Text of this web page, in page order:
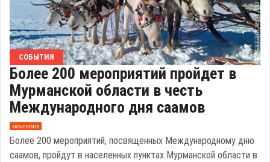
СОБЫТИЯ
Более 200 мероприятий пройдет в
Мурманской области в честь
Международного дня саамов
эксклюзив
Более 200 мероприятий, посвященных Международному дню
саамов, пройдут в населенных пунктах Мурманской области в